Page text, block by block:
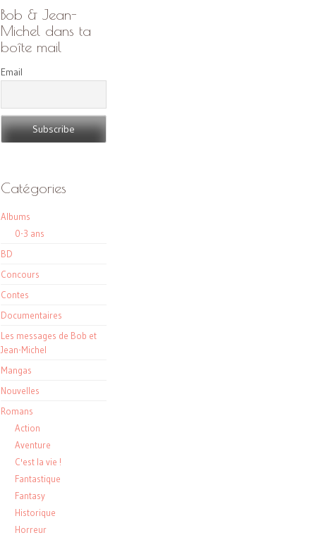
Bob & Jean-
Michel dans ta
boîte mail
Email
Catégories
Albums
0-3 ans
BD
Concours
Contes
Documentaires
Les messages de Bob et
Jean-Michel
Mangas
Nouvelles
Romans
Action
Aventure
C'est la vie !
Fantastique
Fantasy
Historique
Horreur